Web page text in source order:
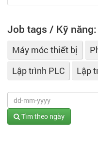
Job tags / Kỹ năng:
Máy móc thiết bị
Lập trình PLC
Lập
Tìm theo ngày